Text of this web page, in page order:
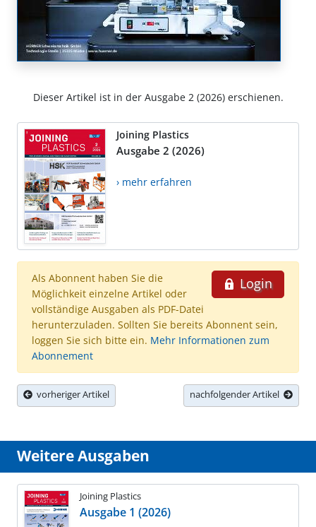
Dieser Artikel ist in der Ausgabe 2 (2026) erschienen.
Joining Plastics
Ausgabe 2 (2026)
› mehr erfahren
Login
Als Abonnent haben Sie die
Möglichkeit einzelne Artikel oder
vollständige Ausgaben als PDF-Datei
herunterzuladen. Sollten Sie bereits Abonnent sein,
loggen Sie sich bitte ein. Mehr Informationen zum
Abonnement
vorheriger Artikel nachfolgender Artikel
Weitere Ausgaben
Joining Plastics
Ausgabe 1 (2026)